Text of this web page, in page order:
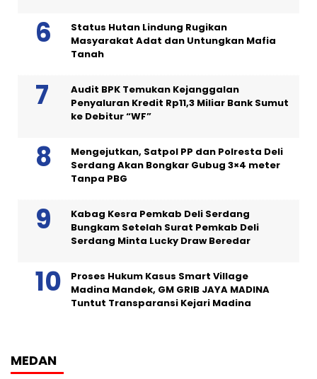
Status Hutan Lindung Rugikan
Masyarakat Adat dan Untungkan Mafia
Tanah
Audit BPK Temukan Kejanggalan
Penyaluran Kredit Rp11,3 Miliar Bank Sumut
ke Debitur “WF”
Mengejutkan, Satpol PP dan Polresta Deli
Serdang Akan Bongkar Gubug 3×4 meter
Tanpa PBG
Kabag Kesra Pemkab Deli Serdang
Bungkam Setelah Surat Pemkab Deli
Serdang Minta Lucky Draw Beredar
Proses Hukum Kasus Smart Village
Madina Mandek, GM GRIB JAYA MADINA
Tuntut Transparansi Kejari Madina
MEDAN